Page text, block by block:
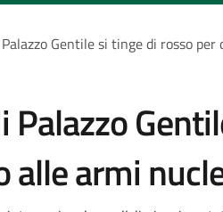
Gentile si tinge di rosso
alle armi